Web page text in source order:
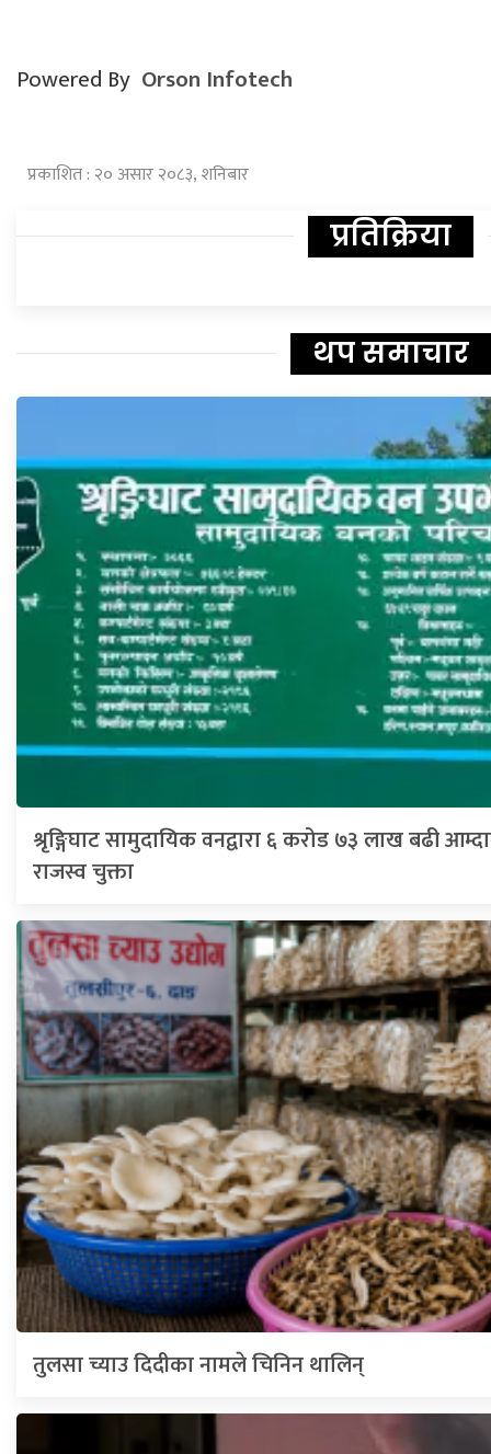
Powered By Orson Infotech
प्रकाशित : २० असार २०८३, शनिबार
प्रतिक्रिया
थप समाचार
श्रृङ्गिघाट सामुदायिक वनद्वारा ६ करोड ७३ लाख बढी
राजस्व चुक्ता
तुलसा च्याउ दिदीका नामले चिनिन थालिन्